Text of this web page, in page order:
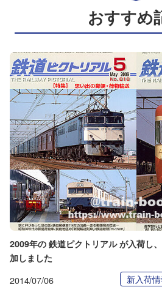
おすすめ
2009年の 鉄道ピクトリアル が入荷し
加しました
2014/07/06 新入荷